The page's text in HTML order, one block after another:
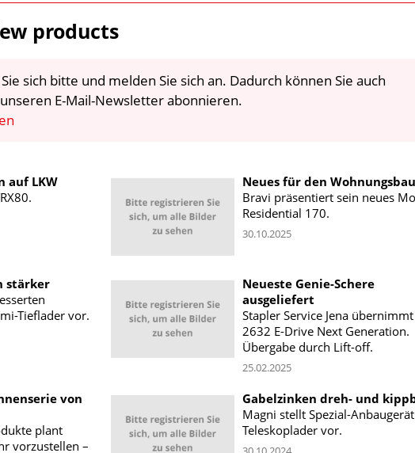
products
sich bitte und melden Sie sich an. Dadurch können Sie auch
E-Mail-Newsletter abonnieren.
auf LKW
Neues für den Wohnungsbau
Bravi präsentiert sein neues
Residential 170.
30.10.2025
stärker
Tieflader vor.
Neueste Genie-Schere
ausgeliefert
Stapler Service Jena übernimmt
2632 E-Drive Next Generation.
Übergabe durch Lift-off.
25.02.2025
von
plant
vorzustellen –
Gabelzinken dreh- und
Magni stellt Spezial-
Teleskoplader vor.